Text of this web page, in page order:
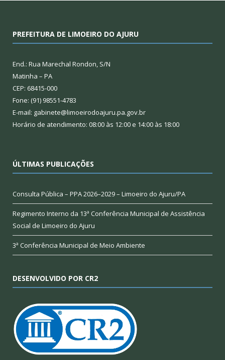
PREFEITURA DE LIMOEIRO DO AJURU
End.: Rua Marechal Rondon, S/N
Matinha – PA
CEP: 68415-000
Fone: (91) 98551-4783
E-mail: gabinete@limoeirodoajuru.pa.gov.br
Horário de atendimento: 08:00 às 12:00 e 14:00 às 18:00
ÚLTIMAS PUBLICAÇÕES
Consulta Pública – PPA 2026–2029 – Limoeiro do Ajuru/PA
Regimento Interno da 13ª Conferência Municipal de Assistência
Social de Limoeiro do Ajuru
3ª Conferência Municipal de Meio Ambiente
DESENVOLVIDO POR CR2